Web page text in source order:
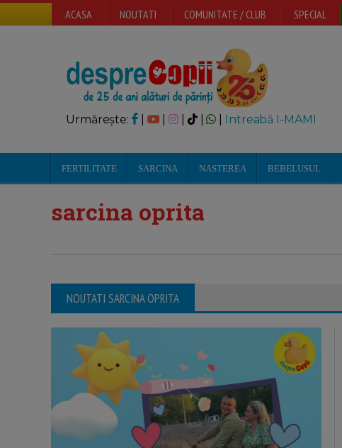
ACASA NOUTATI COMUNITATE / CLUB SPECIAL
Urmărește: | | Intreabă I-MAMI
FERTILITATE SARCINA NASTEREA BEBELUSUL
sarcina oprita
NOUTATI SARCINA OPRITA